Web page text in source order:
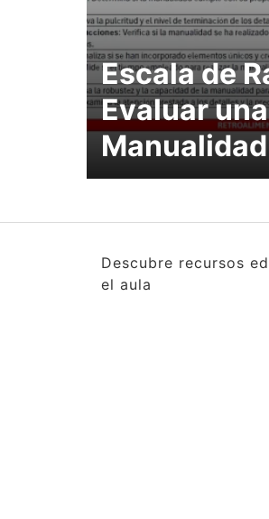
Escala de
Evaluar una
Manualidad
Descubre recursos
el aula